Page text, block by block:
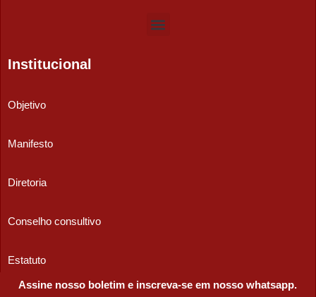
Institucional
Objetivo
Manifesto
Diretoria
Conselho consultivo
Estatuto
Assine nosso boletim e inscreva-se em nosso whatsapp.